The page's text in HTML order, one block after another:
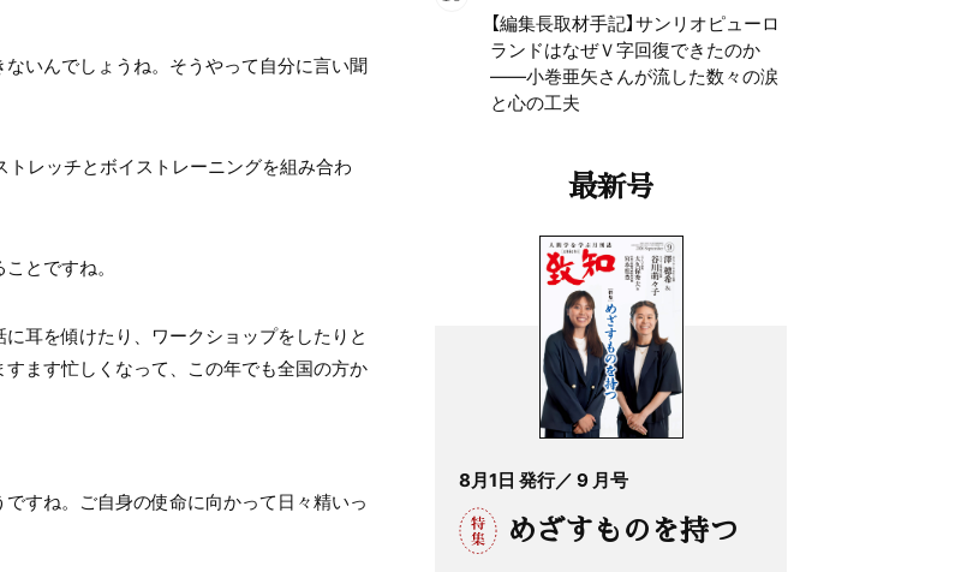
いんでしょうね。そうやって自分に言い聞
レッチとボイストレーニングを組み合わ
とですね。
耳を傾けたり、ワークショップをしたりと
ます忙しくなって、この年でも全国の方か
すね。ご自身の使命に向かって日々精いっ
【編集長取材手記】サンリオピューロ
ランドはなぜＶ字回復できたのか
——小巻亜矢さんが流した数々の涙
と心の工夫
最新号
8月1日 発行／ 9 月号
めざすものを持つ